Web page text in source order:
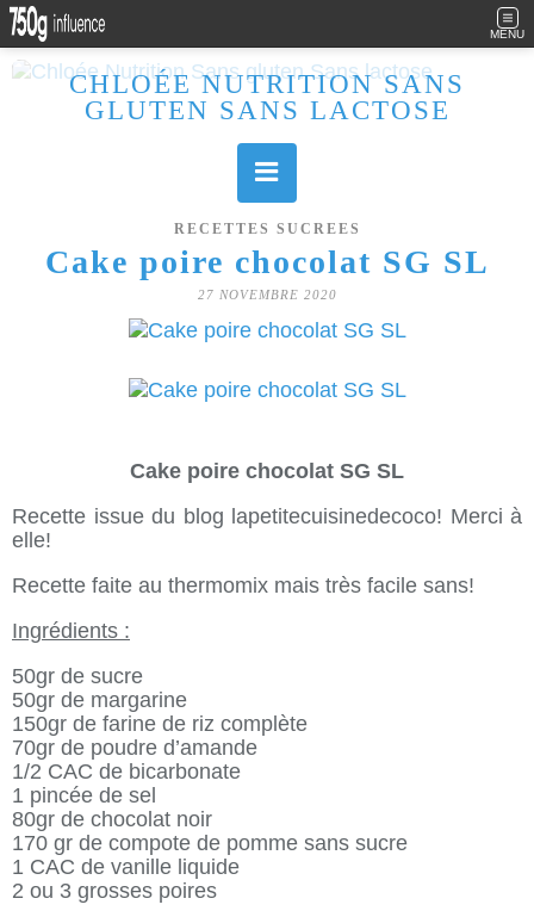
MENU
CHLOÉE NUTRITION SANS
GLUTEN SANS LACTOSE
RECETTES SUCREES
Cake poire chocolat SG SL
27 NOVEMBRE 2020
Cake poire chocolat SG SL
Recette issue du blog lapetitecuisinedecoco! Merci à
elle!
Recette faite au thermomix mais très facile sans!
Ingrédients :
50gr de sucre
50gr de margarine
150gr de farine de riz complète
70gr de poudre d’amande
1/2 CAC de bicarbonate
1 pincée de sel
80gr de chocolat noir
170 gr de compote de pomme sans sucre
1 CAC de vanille liquide
2 ou 3 grosses poires